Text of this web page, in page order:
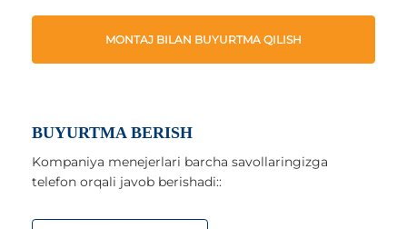
MONTAJ BILAN BUYURTMA QILISH
BUYURTMA BERISH
Kompaniya menejerlari barcha savollaringizga
telefon orqali javob berishadi::